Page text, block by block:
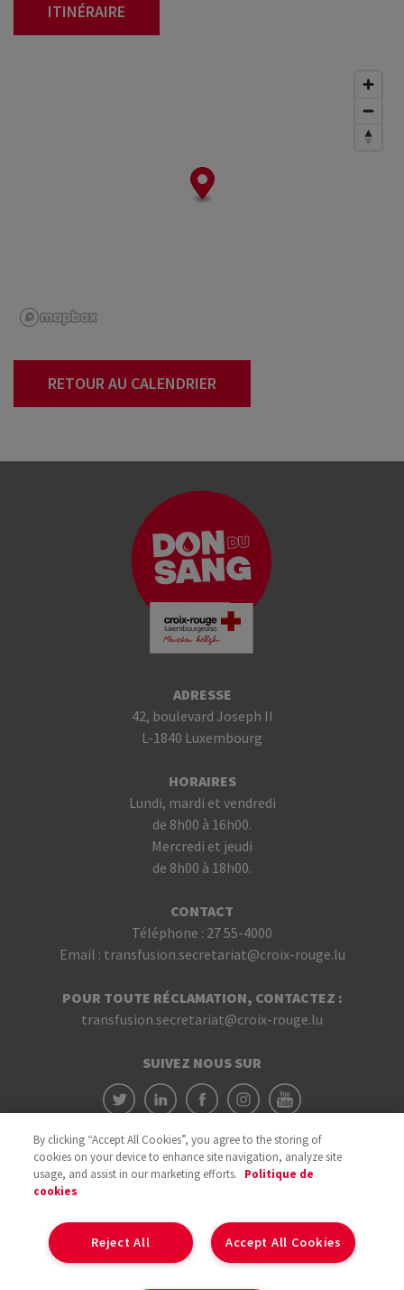
ITINÉRAIRE
RETOUR AU CALENDRIER
ADRESSE
42, boulevard Joseph II
L-1840 Luxembourg
HORAIRES
Lundi, mardi et vendredi
de 8h00 à 16h00.
Mercredi et jeudi
de 8h00 à 18h00.
CONTACT
Téléphone : 27 55-4000
Email : transfusion.secretariat@croix-rouge.lu
POUR TOUTE RÉCLAMATION, CONTACTEZ :
transfusion.secretariat@croix-rouge.lu
SUIVEZ NOUS SUR
By clicking “Accept All Cookies”, you agree to the storing of
cookies on your device to enhance site navigation, analyze site
usage, and assist in our marketing efforts. Politique de
cookies
Accept All Cookies
Reject All